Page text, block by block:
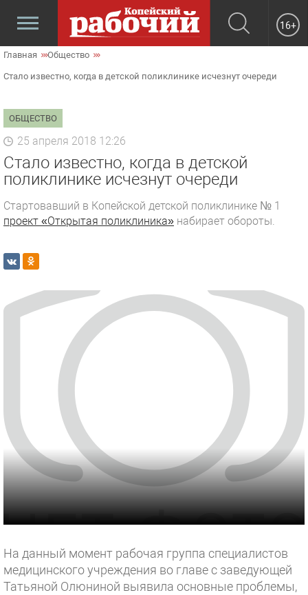
16+
Главная Общество
Стало известно, когда в детской поликлинике исчезнут очереди
ОБЩЕСТВО
25 апреля 2018 12:26
Стало известно, когда в детской
поликлинике исчезнут очереди
Стартовавший в Копейской детской поликлинике № 1
проект «Открытая поликлиника» набирает обороты.
На данный момент рабочая группа специалистов
медицинского учреждения во главе с заведующей
Татьяной Олюниной выявила основные проблемы,